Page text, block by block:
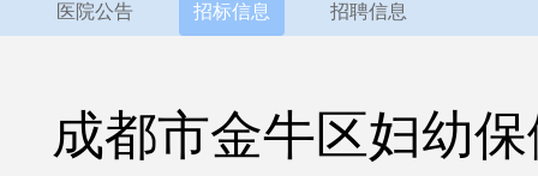
医院公告 招标信息 招聘信息
成都市金牛区妇幼